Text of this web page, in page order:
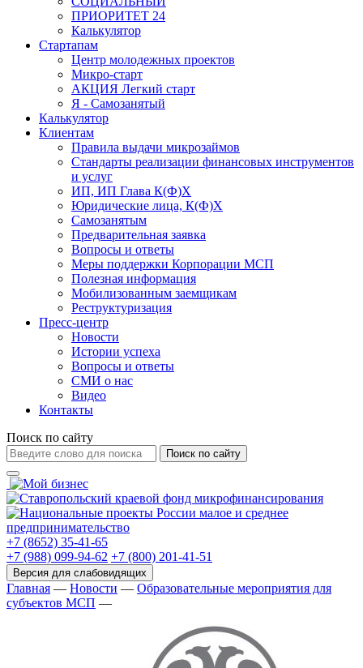
ПРИОРИТЕТ 24
Калькулятор
Стартапам
Центр молодежных проектов
Микро-старт
АКЦИЯ Легкий старт
Я - Самозанятый
Калькулятор
Клиентам
Правила выдачи микрозаймов
Стандарты реализации финансовых инструментов
и услуг
ИП, ИП Глава К(Ф)Х
Юридические лица, К(Ф)Х
Самозанятым
Предварительная заявка
Вопросы и ответы
Меры поддержки Корпорации МСП
Полезная информация
Мобилизованным заемщикам
Реструктуризация
Пресс-центр
Новости
Истории успеха
Вопросы и ответы
СМИ о нас
Видео
Контакты
Поиск по сайту
Поиск по сайту
+7 (8652) 35-41-65
+7 (988) 099-94-62 +7 (800) 201-41-51
Главная — Новости — Образовательные мероприятия для
субъектов МСП —